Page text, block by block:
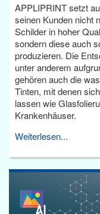
APPLIPRINT setzt
seinen Kunden nicht
Schilder in hoher
sondern diese auch
produzieren. Die
unter anderem
gehören auch die
Tinten, mit denen
lassen wie
Krankenhäuser.
Weiterlesen...